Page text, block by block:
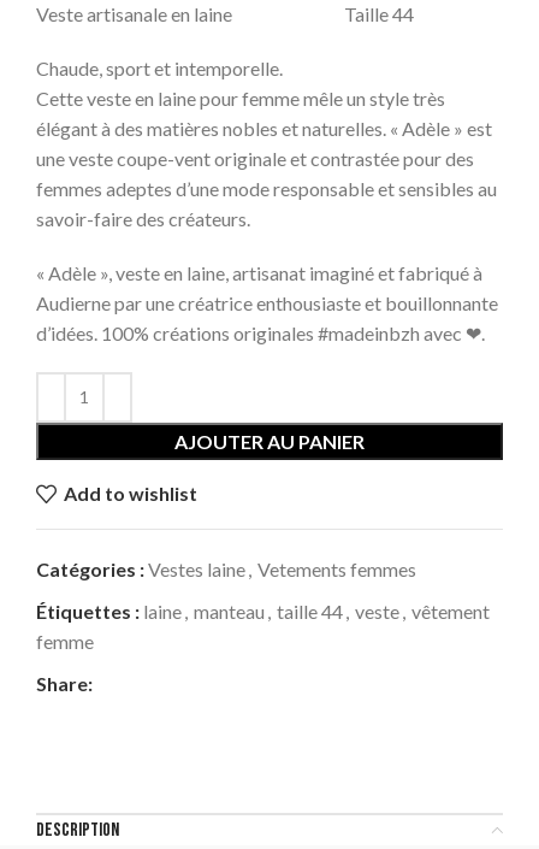
Veste artisanale en laine Taille 44
Chaude, sport et intemporelle.
Cette veste en laine pour femme mêle un style très
élégant à des matières nobles et naturelles. « Adèle » est
une veste coupe-vent originale et contrastée pour des
femmes adeptes d’une mode responsable et sensibles au
savoir-faire des créateurs.
« Adèle », veste en laine, artisanat imaginé et fabriqué à
Audierne par une créatrice enthousiaste et bouillonnante
d’idées. 100% créations originales #madeinbzh avec ❤.
AJOUTER AU PANIER
Add to wishlist
Catégories :Vestes laine Vetements femmes
Étiquettes : laine manteau taille 44 veste vêtement
femme
Share:
DESCRIPTION